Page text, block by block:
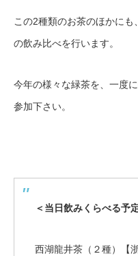
この2種類のお茶のほかに
の飲み比べを行います。
今年の様々な緑茶を、一度
参加下さい。
＜当日飲みくらべる予
西湖龍井茶（２種）【浙